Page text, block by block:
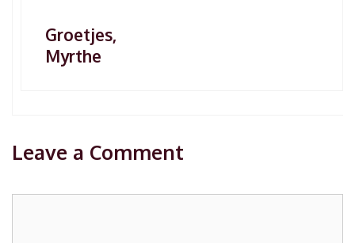
Groetjes,
Myrthe
Leave a Comment